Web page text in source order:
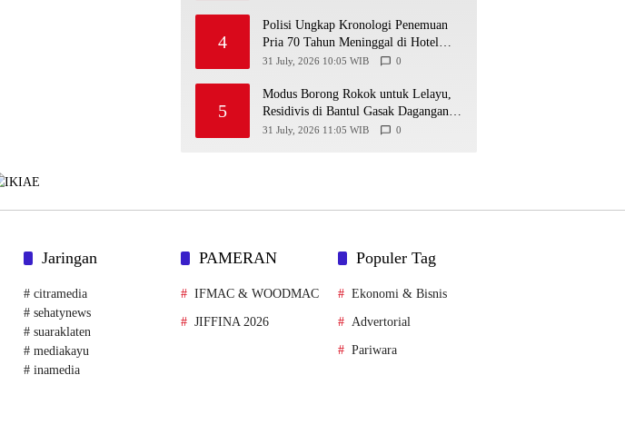
4
Polisi Ungkap Kronologi Penemuan
Pria 70 Tahun Meninggal di Hotel
Parangtritis
31 July, 2026 10:05 WIB 0
5
Modus Borong Rokok untuk Lelayu,
Residivis di Bantul Gasak Dagangan
Warung Senilai Rp 3 Juta
31 July, 2026 11:05 WIB 0
Jaringan
# citramedia
# sehatynews
# suaraklaten
# mediakayu
# inamedia
PAMERAN
IFMAC & WOODMAC
JIFFINA 2026
Populer Tag
Ekonomi & Bisnis
Advertorial
Pariwara